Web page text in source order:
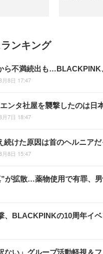
ンキング
ら不満続出も…BLACKPINK
月8日 17:47
ンタ社屋を襲撃したのは日
月7日 18:47
続けた原因は首のヘルニア
月8日 15:47
”が拡散…薬物使用で有罪、
、BLACKPINKの10周年イ
ない」グループ活動軽視＆